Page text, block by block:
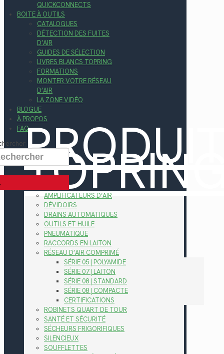
QUICKCONNECTS
BOITE À OUTILS
CATALOGUES
DÉTECTION DES FUITES
D’AIR
GUIDES DE SÉLECTION
LIVRES BLANCS TOPRING
FORMATIONS
MONTER VOTRE RÉSEAU
D’AIR
LA ZONE VIDÉO
BLOGUE
À PROPOS
FAQ
AMPLIFICATEURS D’AIR
DÉVIDOIRS
DRAINS AUTOMATIQUES
OUTILS ET HUILE
PNEUMATIQUE
RACCORDS EN LAITON
RÉSEAU D’AIR COMPRIMÉ
SÉRIE 05 | POLYAMIDE
SÉRIE 07 | LAITON
SÉRIE 08 | STANDARD
SÉRIE 08 | COMPACTE
CERTIFICATIONS
ROBINETS QUART DE TOUR
SANTÉ ET SÉCURITÉ
SÉCHEURS FRIGORIFIQUES
SILENCIEUX
SOUFFLETTES